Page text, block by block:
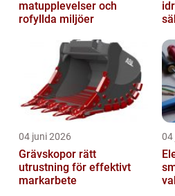
matupplevelser och
rofyllda miljöer
04 juni 2026
Grävskopor rätt
utrustning för effektivt
markarbete
04
val